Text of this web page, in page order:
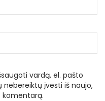
vardą, el. pašto
nebereiktų įvesti iš naujo,
komentarą.